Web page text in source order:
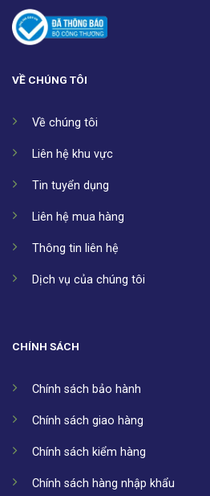
VỀ CHÚNG TÔI
Về chúng tôi
Liên hệ khu vực
Tin tuyển dụng
Liên hệ mua hàng
Thông tin liên hệ
Dịch vụ của chúng tôi
CHÍNH SÁCH
Chính sách bảo hành
Chính sách giao hàng
Chính sách kiểm hàng
Chính sách hàng nhập khẩu